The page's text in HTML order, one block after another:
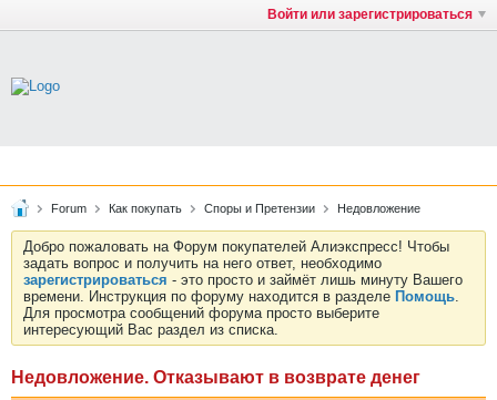
Войти или зарегистрироваться
Forum Как покупать Споры и Претензии Недовложение
Добро пожаловать на Форум покупателей Алиэкспресс! Чтобы
задать вопрос и получить на него ответ, необходимо
зарегистрироваться - это просто и займёт лишь минуту Вашего
времени. Инструкция по форуму находится в разделе Помощь.
Для просмотра сообщений форума просто выберите
интересующий Вас раздел из списка.
Недовложение. Отказывают в возврате денег